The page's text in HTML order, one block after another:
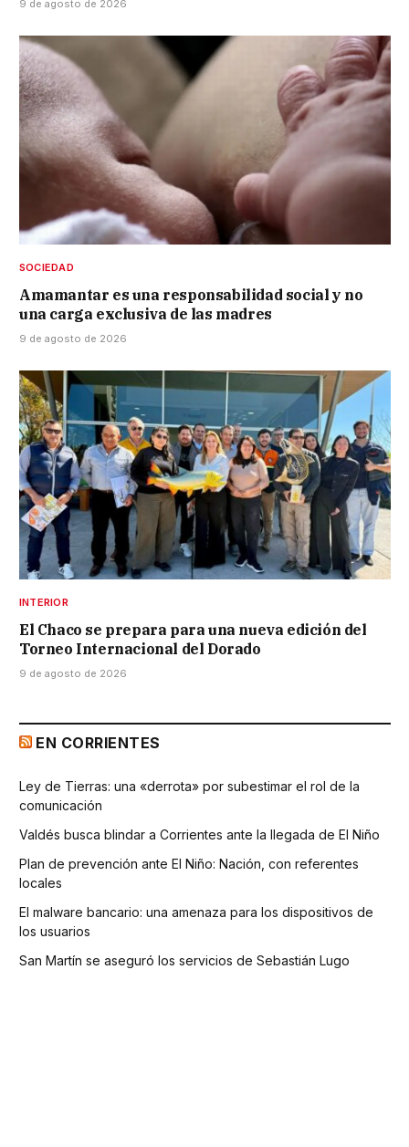
9 de agosto de 2026
SOCIEDAD
Amamantar es una responsabilidad social y no
una carga exclusiva de las madres
9 de agosto de 2026
INTERIOR
El Chaco se prepara para una nueva edición del
Torneo Internacional del Dorado
9 de agosto de 2026
EN CORRIENTES
Ley de Tierras: una «derrota» por subestimar el rol de la
comunicación
Valdés busca blindar a Corrientes ante la llegada de El Niño
Plan de prevención ante El Niño: Nación, con referentes
locales
El malware bancario: una amenaza para los dispositivos de
los usuarios
San Martín se aseguró los servicios de Sebastián Lugo